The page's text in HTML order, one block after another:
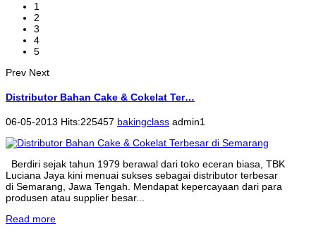
1
2
3
4
5
Prev Next
Distributor Bahan Cake & Cokelat Ter…
06-05-2013 Hits:225457 bakingclass admin1
Berdiri sejak tahun 1979 berawal dari toko eceran biasa, TBK
Luciana Jaya kini menuai sukses sebagai distributor terbesar
di Semarang, Jawa Tengah. Mendapat kepercayaan dari para
produsen atau supplier besar...
Read more